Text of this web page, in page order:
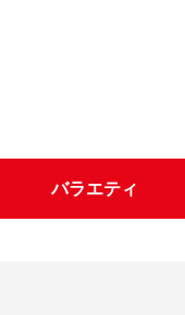
バラエティ